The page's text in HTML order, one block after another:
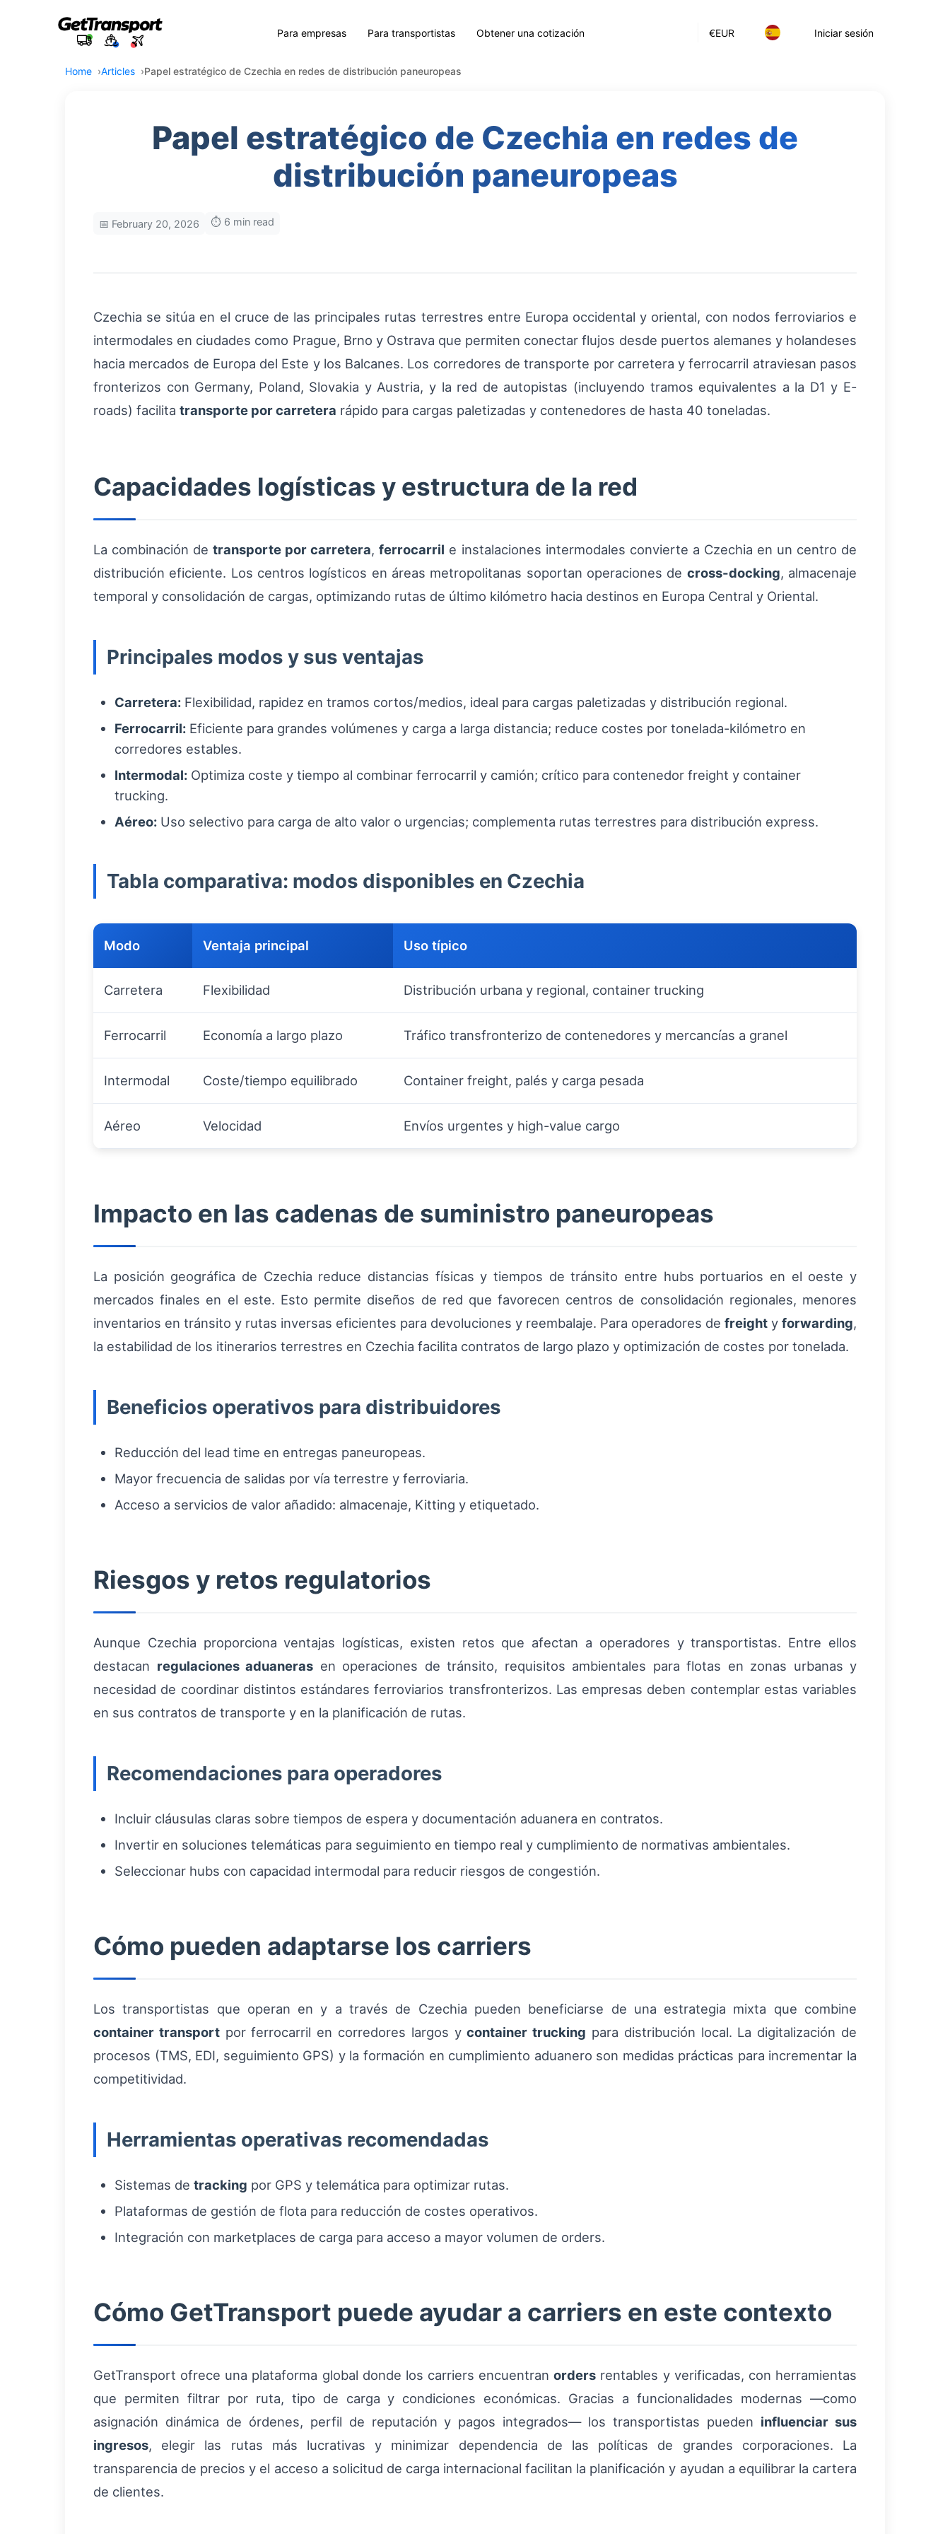
€EUR Iniciar sesión
Para empresas Para transportistas Obtener una cotización
Home Articles Papel estratégico de Czechia en redes de distribución paneuropeas
Papel estratégico de Czechia en redes de
distribución paneuropeas
📅 February 20, 2026 ⏱️ 6 min read
Czechia se sitúa en el cruce de las principales rutas terrestres entre Europa occidental y oriental, con nodos ferroviarios e
intermodales en ciudades como Prague, Brno y Ostrava que permiten conectar flujos desde puertos alemanes y holandeses
hacia mercados de Europa del Este y los Balcanes. Los corredores de transporte por carretera y ferrocarril atraviesan pasos
fronterizos con Germany, Poland, Slovakia y Austria, y la red de autopistas (incluyendo tramos equivalentes a la D1 y E-
roads) facilita transporte por carretera rápido para cargas paletizadas y contenedores de hasta 40 toneladas.
Capacidades logísticas y estructura de la red
La combinación detransporte por carretera,ferrocarril e instalaciones intermodales convierte a Czechia en un centro de
distribución eficiente. Los centros logísticos en áreas metropolitanas soportan operaciones de cross-docking, almacenaje
temporal y consolidación de cargas, optimizando rutas de último kilómetro hacia destinos en Europa Central y Oriental.
Principales modos y sus ventajas
Carretera: Flexibilidad, rapidez en tramos cortos/medios, ideal para cargas paletizadas y distribución regional.
Ferrocarril: Eficiente para grandes volúmenes y carga a larga distancia; reduce costes por tonelada-kilómetro en
corredores estables.
Intermodal: Optimiza coste y tiempo al combinar ferrocarril y camión; crítico para contenedor freight y container
trucking.
Aéreo: Uso selectivo para carga de alto valor o urgencias; complementa rutas terrestres para distribución express.
Tabla comparativa: modos disponibles en Czechia
Modo Ventaja principal Uso típico
Carretera Flexibilidad Distribución urbana y regional, container trucking
Ferrocarril Economía a largo plazo Tráfico transfronterizo de contenedores y mercancías a granel
Intermodal Coste/tiempo equilibrado Container freight, palés y carga pesada
Aéreo Velocidad Envíos urgentes y high-value cargo
Impacto en las cadenas de suministro paneuropeas
La posición geográfica de Czechia reduce distancias físicas y tiempos de tránsito entre hubs portuarios en el oeste y
mercados finales en el este. Esto permite diseños de red que favorecen centros de consolidación regionales, menores
inventarios en tránsito y rutas inversas eficientes para devoluciones y reembalaje. Para operadores de freight y forwarding,
la estabilidad de los itinerarios terrestres en Czechia facilita contratos de largo plazo y optimización de costes por tonelada.
Beneficios operativos para distribuidores
Reducción del lead time en entregas paneuropeas.
Mayor frecuencia de salidas por vía terrestre y ferroviaria.
Acceso a servicios de valor añadido: almacenaje, Kitting y etiquetado.
Riesgos y retos regulatorios
Aunque Czechia proporciona ventajas logísticas, existen retos que afectan a operadores y transportistas. Entre ellos
destacan regulaciones aduaneras en operaciones de tránsito, requisitos ambientales para flotas en zonas urbanas y
necesidad de coordinar distintos estándares ferroviarios transfronterizos. Las empresas deben contemplar estas variables
en sus contratos de transporte y en la planificación de rutas.
Recomendaciones para operadores
Incluir cláusulas claras sobre tiempos de espera y documentación aduanera en contratos.
Invertir en soluciones telemáticas para seguimiento en tiempo real y cumplimiento de normativas ambientales.
Seleccionar hubs con capacidad intermodal para reducir riesgos de congestión.
Cómo pueden adaptarse los carriers
Los transportistas que operan en y a través de Czechia pueden beneficiarse de una estrategia mixta que combine
container transportpor ferrocarril en corredores largos ycontainer trucking para distribución local. La digitalización de
procesos (TMS, EDI, seguimiento GPS) y la formación en cumplimiento aduanero son medidas prácticas para incrementar la
competitividad.
Herramientas operativas recomendadas
Sistemas de tracking por GPS y telemática para optimizar rutas.
Plataformas de gestión de flota para reducción de costes operativos.
Integración con marketplaces de carga para acceso a mayor volumen de orders.
Cómo GetTransport puede ayudar a carriers en este contexto
GetTransport ofrece una plataforma global donde los carriers encuentranorders rentables y verificadas, con herramientas
que permiten filtrar por ruta, tipo de carga y condiciones económicas. Gracias a funcionalidades modernas —como
asignación dinámica de órdenes, perfil de reputación y pagos integrados— los transportistas pueden influenciar sus
ingresos, elegir las rutas más lucrativas y minimizar dependencia de las políticas de grandes corporaciones. La
transparencia de precios y el acceso a solicitud de carga internacional facilitan la planificación y ayudan a equilibrar la cartera
de clientes.